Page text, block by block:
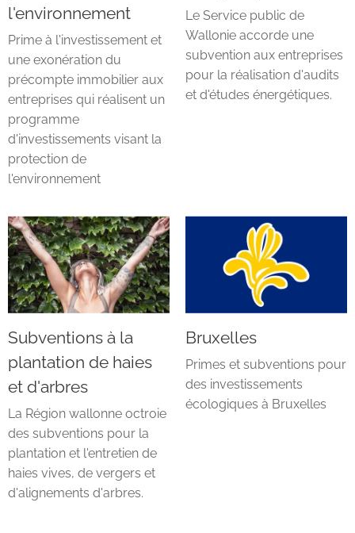
l'environnement
Prime à l'investissement et
une exonération du
précompte immobilier aux
entreprises qui réalisent un
programme
d'investissements visant la
protection de
l'environnement
Le Service public de
Wallonie accorde une
subvention aux entreprises
pour la réalisation d'audits
et d'études énergétiques.
Subventions à la
plantation de haies
et d'arbres
La Région wallonne octroie
des subventions pour la
plantation et l'entretien de
haies vives, de vergers et
d'alignements d'arbres.
Bruxelles
Primes et subventions pour
des investissements
écologiques à Bruxelles